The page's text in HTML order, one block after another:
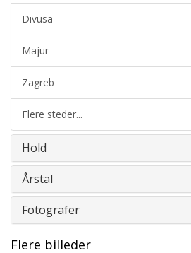
Divusa
Majur
Zagreb
Flere steder...
Hold
Årstal
Fotografer
Flere billeder